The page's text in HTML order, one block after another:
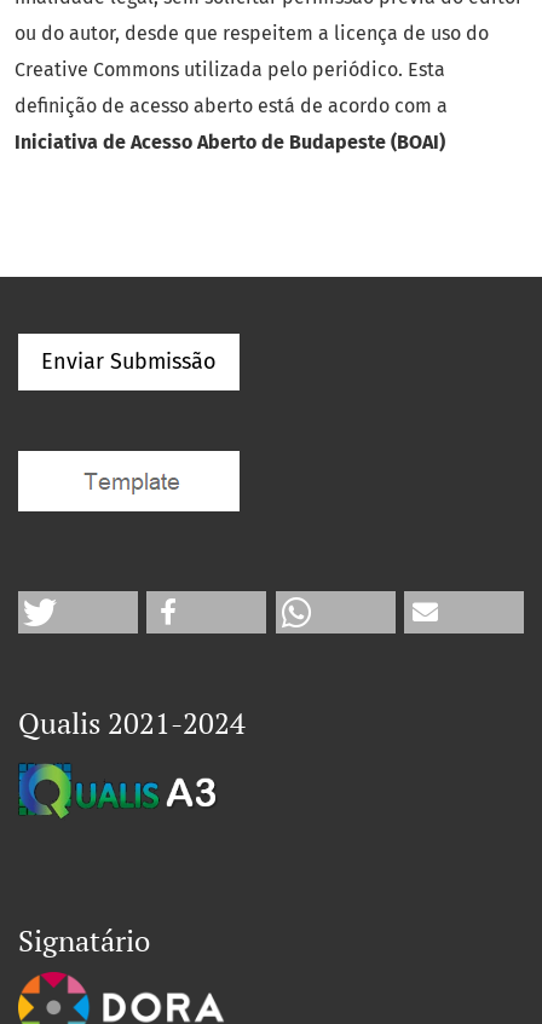
ou do autor, desde que respeitem a licença de uso do
Creative Commons utilizada pelo periódico. Esta
definição de acesso aberto está de acordo com a
Iniciativa de Acesso Aberto de Budapeste (BOAI)
Enviar Submissão
Qualis 2021-2024
Signatário